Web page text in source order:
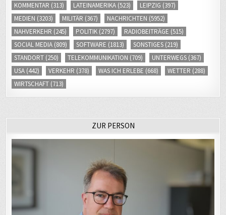
KOMMENTAR (313) LATEINAMERIKA (523) LEIPZIG (397)
MEDIEN (3203) MILITÄR (367) NACHRICHTEN (5952)
NAHVERKEHR (245) POLITIK (2797) RADIOBEITRÄGE (515)
SOCIAL MEDIA (809) SOFTWARE (1813) SONSTIGES (219)
STANDORT (250) TELEKOMMUNIKATION (709) UNTERWEGS (367)
USA (442) VERKEHR (378) WAS ICH ERLEBE (668) WETTER (288)
WIRTSCHAFT (713)
ZUR PERSON